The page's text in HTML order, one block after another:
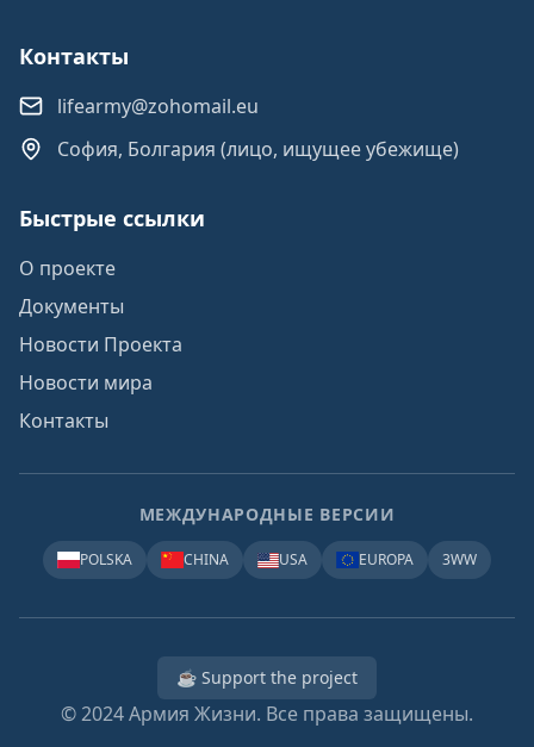
Контакты
lifearmy@zohomail.eu
София, Болгария (лицо, ищущее убежище)
Быстрые ссылки
О проекте
Документы
Новости Проекта
Новости мира
Контакты
МЕЖДУНАРОДНЫЕ ВЕРСИИ
POLSKA CHINA USA EUROPA 3WW
☕ Support the project
© 2024Армия Жизни. Все права защищены.